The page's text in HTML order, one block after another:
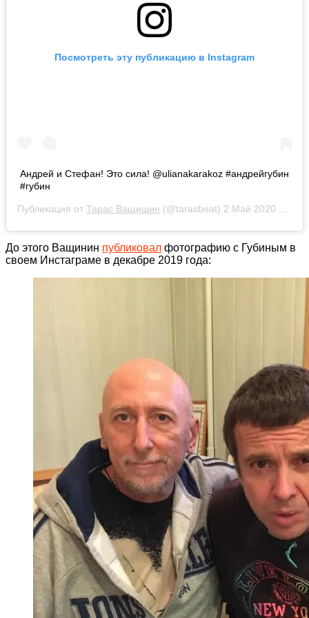
Посмотреть эту публикацию в Instagram
Андрей и Стефан! Это сила! @ulianakarakoz #андрейгубин
#губин
Публикация от Тарас Ващишин (@tarasbeat) 2 Май 2020 в 8:08 PDT
До этого Ващинин публиковал фотографию с Губиным в
своем Инстаграме в декабре 2019 года: